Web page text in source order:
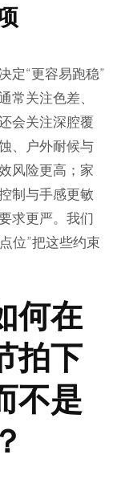
定“更容易跑稳”
常关注色差、
会关注深腔覆
、户外耐候与
风险更高；家
制与手感更敏
求更严。我们
位”把这些约束
何在
拍下
不是